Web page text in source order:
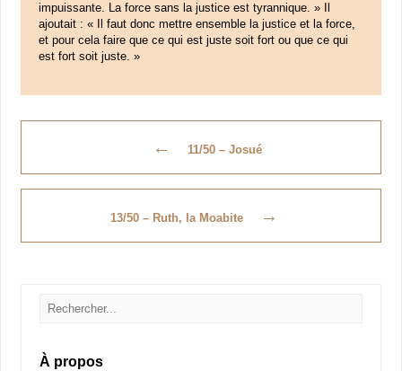
impuissante. La force sans la justice est tyrannique. » Il
ajoutait : « Il faut donc mettre ensemble la justice et la force,
et pour cela faire que ce qui est juste soit fort ou que ce qui
est fort soit juste. »
← 11/50 – Josué
13/50 – Ruth, la Moabite →
À propos